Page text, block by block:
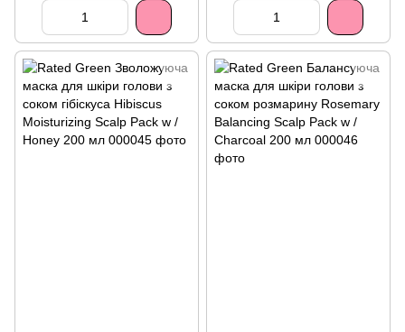
REAL MARY Purifying Scalp
Pack w / Banana 200 мл